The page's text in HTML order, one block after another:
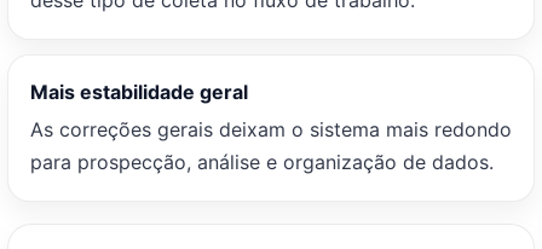
Mais estabilidade geral
As correções gerais deixam o sistema mais redondo
para prospecção, análise e organização de dados.